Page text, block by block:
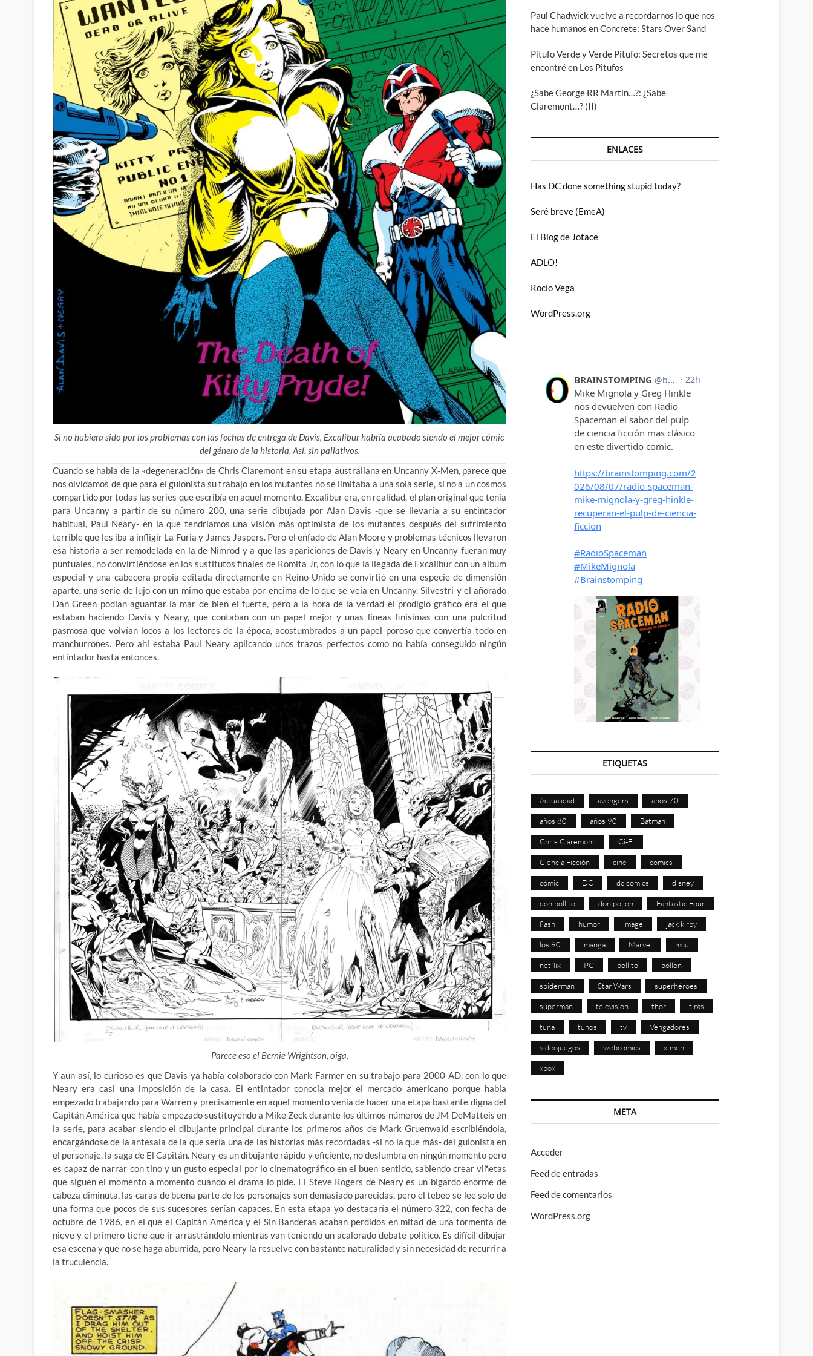
Si no hubiera sido por los problemas con las fechas de entrega de Davis, Excalibur habría acabado siendo el mejor cómic
del género de la historia. Así, sin paliativos.
Cuando se habla de la «degeneración» de Chris Claremont en su etapa australiana en Uncanny X-Men, parece que
nos olvidamos de que para el guionista su trabajo en los mutantes no se limitaba a una sola serie, si no a un cosmos
compartido por todas las series que escribía en aquel momento. Excalibur era, en realidad, el plan original que tenía
para Uncanny a partir de su número 200, una serie dibujada por Alan Davis -que se llevaría a su entintador
habitual, Paul Neary- en la que tendríamos una visión más optimista de los mutantes después del sufrimiento
terrible que les iba a infligir La Furia y James Jaspers. Pero el enfado de Alan Moore y problemas técnicos llevaron
esa historia a ser remodelada en la de Nimrod y a que las apariciones de Davis y Neary en Uncanny fueran muy
puntuales, no convirtiéndose en los sustitutos finales de Romita Jr, con lo que la llegada de Excalibur con un album
especial y una cabecera propia editada directamente en Reino Unido se convirtió en una especie de dimensión
aparte, una serie de lujo con un mimo que estaba por encima de lo que se veía en Uncanny. Silvestri y el añorado
Dan Green podían aguantar la mar de bien el fuerte, pero a la hora de la verdad el prodigio gráfico era el que
estaban haciendo Davis y Neary, que contaban con un papel mejor y unas líneas finísimas con una pulcritud
pasmosa que volvían locos a los lectores de la época, acostumbrados a un papel poroso que convertía todo en
manchurrones. Pero ahi estaba Paul Neary aplicando unos trazos perfectos como no había conseguido ningún
entintador hasta entonces.
Parece eso el Bernie Wrightson, oiga.
Y aun así, lo curioso es que Davis ya había colaborado con Mark Farmer en su trabajo para 2000 AD, con lo que
Neary era casi una imposición de la casa. El entintador conocía mejor el mercado americano porque había
empezado trabajando para Warren y precisamente en aquel momento venía de hacer una etapa bastante digna del
Capitán América que había empezado sustituyendo a Mike Zeck durante los últimos números de JM DeMatteis en
la serie, para acabar siendo el dibujante principal durante los primeros años de Mark Gruenwald escribiéndola,
encargándose de la antesala de la que sería una de las historias más recordadas -si no la que más- del guionista en
el personaje, la saga de El Capitán. Neary es un dibujante rápido y eficiente, no deslumbra en ningún momento pero
es capaz de narrar con tino y un gusto especial por lo cinematográfico en el buen sentido, sabiendo crear viñetas
que siguen el momento a momento cuando el drama lo pide. El Steve Rogers de Neary es un bigardo enorme de
cabeza diminuta, las caras de buena parte de los personajes son demasiado parecidas, pero el tebeo se lee solo de
una forma que pocos de sus sucesores serían capaces. En esta etapa yo destacaría el número 322, con fecha de
octubre de 1986, en el que el Capitán América y el Sin Banderas acaban perdidos en mitad de una tormenta de
nieve y el primero tiene que ir arrastrándolo mientras van teniendo un acalorado debate político. Es difícil dibujar
esa escena y que no se haga aburrida, pero Neary la resuelve con bastante naturalidad y sin necesidad de recurrir a
la truculencia.
Paul Chadwick vuelve a recordarnos lo que nos
hace humanos en Concrete: Stars Over Sand
Pitufo Verde y Verde Pitufo: Secretos que me
encontré en Los Pitufos
¿Sabe George RR Martin…?: ¿Sabe
Claremont…? (II)
ENLACES
Has DC done something stupid today?
Seré breve (EmeA)
El Blog de Jotace
ADLO!
Rocío Vega
WordPress.org
ETIQUETAS
Actualidad avengers años 70
años 80 años 90 Batman
Chris Claremont Ci-Fi
Ciencia Ficción cine comics
cómic DC dc comics disney
don pollito don pollon Fantastic Four
flash humor image jack kirby
los 90 manga Marvel mcu
netflix PC pollito pollon
spiderman Star Wars superhéroes
superman televisión thor tiras
tuna tunos tv Vengadores
videojuegos webcomics x-men
xbox
META
Acceder
Feed de entradas
Feed de comentarios
WordPress.org